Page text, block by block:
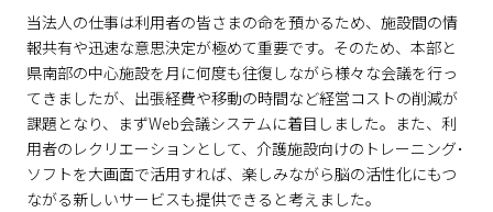
当法人の仕事は利用者の皆さまの命を預かるため、施設間の情
報共有や迅速な意思決定が極めて重要です。そのため、本部と
県南部の中心施設を月に何度も往復しながら様々な会議を行っ
てきましたが、出張経費や移動の時間など経営コストの削減が
課題となり、まずWeb会議システムに着目しました。また、利
用者のレクリエーションとして、介護施設向けのトレーニング･
ソフトを大画面で活用すれば、楽しみながら脳の活性化にもつ
ながる新しいサービスも提供できると考えました。